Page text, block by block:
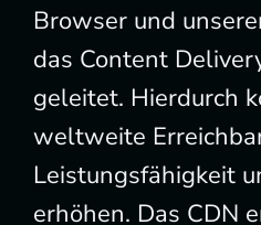
Browser und
das Content
geleitet. Hierdurch
weltweite
Leistungsfähigkeit
erhöhen. Das CDN